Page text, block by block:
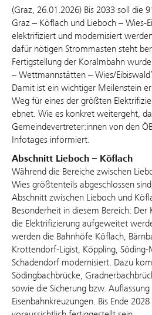
(Graz, 26.01.2026) Bis 2033 soll die
Graz – Köflach und Lieboch – Wies-
elektrifiziert und modernisiert
dafür nötigen Strommasten steht
Fertigstellung der Koralmbahn
– Wettmannstätten – Wies/
Damit ist ein wichtiger Meilenstein
Weg für eines der größten
ebnet. Wie es konkret weitergeht,
Gemeindevertreter:innen von den
Infotages informiert.
Abschnitt Lieboch – Köflach
Während die Bereiche zwischen
Wies größtenteils abgeschlossen
Abschnitt zwischen Lieboch und
Besonderheit in diesem Bereich: Der
die Elektrifizierung aufgeweitet
werden die Bahnhöfe Köflach,
Krottendorf-Ligist, Köppling,
Schadendorf modernisiert. Dazu
Södingbachbrücke,
sowie die Sicherung bzw.
Eisenbahnkreuzungen. Bis Ende